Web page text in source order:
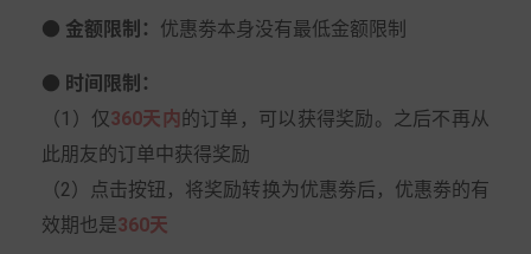
● 金额限制： 优惠劵本身没有最低金额限制
● 时间限制：
（1）仅360天内的订单，可以获得奖励。之后不再从
此朋友的订单中获得奖励
（2）点击按钮，将奖励转换为优惠劵后，优惠劵的有
效期也是360天